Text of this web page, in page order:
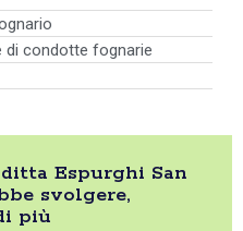
di condotte fognarie
Espurghi San
svolgere,
più